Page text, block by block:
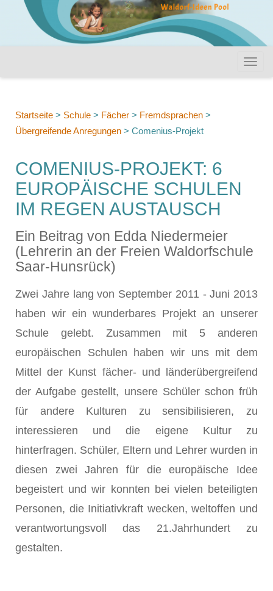
Startseite > Schule > Fächer > Fremdsprachen >
Übergreifende Anregungen > Comenius-Projekt
COMENIUS-PROJEKT: 6
EUROPÄISCHE SCHULEN
IM REGEN AUSTAUSCH
Ein Beitrag von Edda Niedermeier
(Lehrerin an der Freien Waldorfschule
Saar-Hunsrück)
Zwei Jahre lang von September 2011 - Juni 2013
haben wir ein wunderbares Projekt an unserer
Schule gelebt. Zusammen mit 5 anderen
europäischen Schulen haben wir uns mit dem
Mittel der Kunst fächer- und länderübergreifend
der Aufgabe gestellt, unsere Schüler schon früh
für andere Kulturen zu sensibilisieren, zu
interessieren und die eigene Kultur zu
hinterfragen. Schüler, Eltern und Lehrer wurden in
diesen zwei Jahren für die europäische Idee
begeistert und wir konnten bei vielen beteiligten
Personen, die Initiativkraft wecken, weltoffen und
verantwortungsvoll das 21.Jahrhundert zu
gestalten.